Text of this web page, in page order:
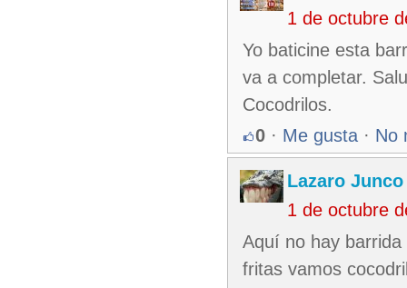
1 de octubre
Yo baticine esta
va a completar.
Cocodrilos.
0 · Me gusta · No
Lazaro Junco
1 de octubre
Aquí no hay
fritas vamos